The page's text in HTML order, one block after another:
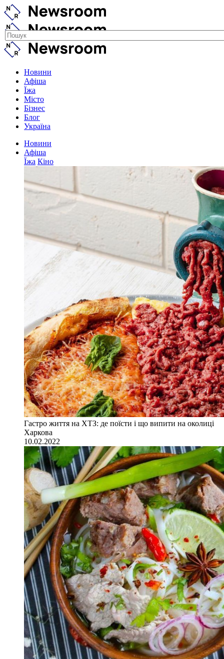
Новини
Афіша
Їжа
Місто
Бізнес
Блог
Україна
Новини
Афіша
Їжа Кіно
Гастро життя на ХТЗ: де поїсти і що випити на околиці
Харкова
10.02.2022